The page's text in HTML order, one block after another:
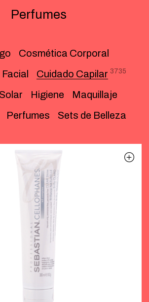
Perfumes
Cosmética Corporal
Cuidado Capilar 3735
Higiene
Maquillaje
Perfumes Sets de Belleza